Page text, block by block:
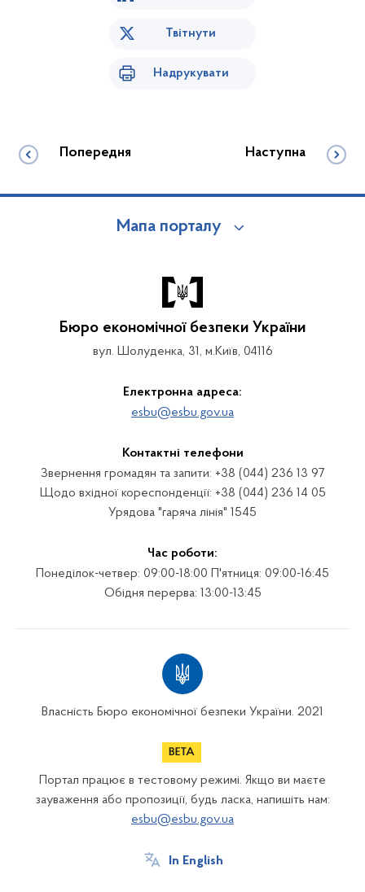
Твітнути
Надрукувати
Попередня Наступна
Мапа порталу
Бюро економічної безпеки України
вул. Шолуденка, 31, м.Київ, 04116
Електронна адреса:
esbu@esbu.gov.ua
Контактні телефони
Звернення громадян та запити: +38 (044) 236 13 97
Щодо вхідної кореспонденції: +38 (044) 236 14 05
Урядова "гаряча лінія" 1545
Час роботи:
Понеділок-четвер: 09:00-18:00 П'ятниця: 09:00-16:45
Обідня перерва: 13:00-13:45
Власність Бюро економічної безпеки України. 2021
Портал працює в тестовому режимі. Якщо ви маєте
зауваження або пропозиції, будь ласка, напишіть нам:
esbu@esbu.gov.ua
In English